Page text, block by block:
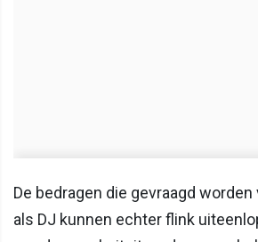
De bedragen die gevraagd
als DJ kunnen echter flink